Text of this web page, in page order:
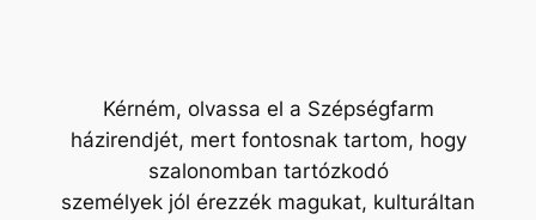
Kérném, olvassa el a Szépségfarm
házirendjét, mert fontosnak tartom, hogy
szalonomban tartózkodó
személyek jól érezzék magukat, kulturáltan